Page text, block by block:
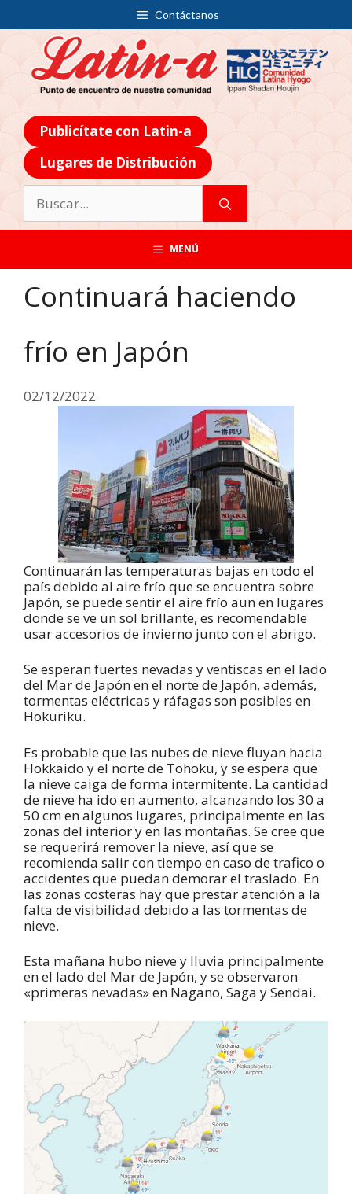
Contáctanos
Publicítate con Latin-a
Lugares de Distribución
MENÚ
Continuará haciendo
frío en Japón
02/12/2022
Continuarán las temperaturas bajas en todo el
país debido al aire frío que se encuentra sobre
Japón, se puede sentir el aire frío aun en lugares
donde se ve un sol brillante, es recomendable
usar accesorios de invierno junto con el abrigo.
Se esperan fuertes nevadas y ventiscas en el lado
del Mar de Japón en el norte de Japón, además,
tormentas eléctricas y ráfagas son posibles en
Hokuriku.
Es probable que las nubes de nieve fluyan hacia
Hokkaido y el norte de Tohoku, y se espera que
la nieve caiga de forma intermitente. La cantidad
de nieve ha ido en aumento, alcanzando los 30 a
50 cm en algunos lugares, principalmente en las
zonas del interior y en las montañas. Se cree que
se requerirá remover la nieve, así que se
recomienda salir con tiempo en caso de trafico o
accidentes que puedan demorar el traslado. En
las zonas costeras hay que prestar atención a la
falta de visibilidad debido a las tormentas de
nieve.
Esta mañana hubo nieve y lluvia principalmente
en el lado del Mar de Japón, y se observaron
«primeras nevadas» en Nagano, Saga y Sendai.